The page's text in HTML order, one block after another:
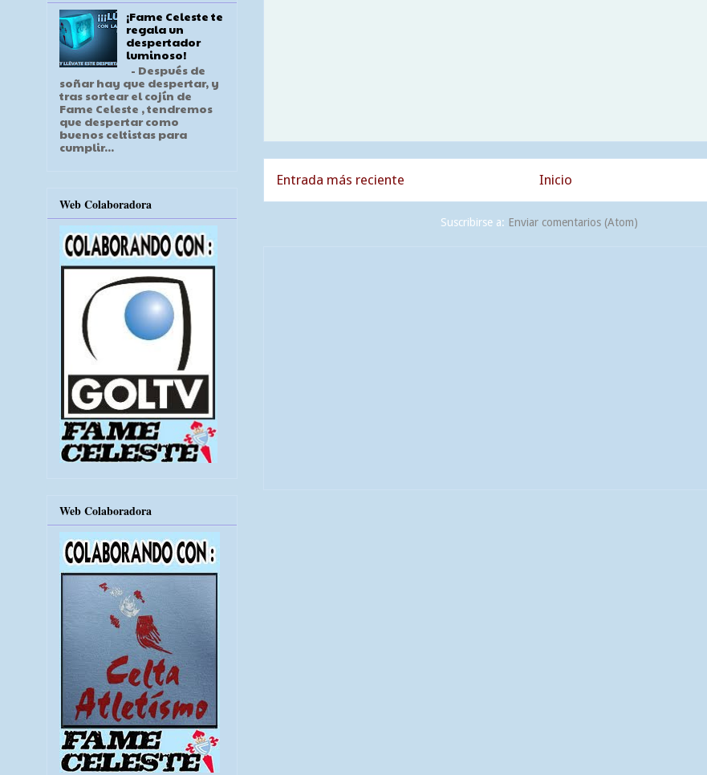
Entrada más reciente Inicio
Suscribirse a: Enviar comentarios (Atom)
¡Fame Celeste te
regala un
despertador
luminoso!
- Después de
soñar hay que despertar, y
tras sortear el cojín de
Fame Celeste , tendremos
que despertar como
buenos celtistas para
cumplir...
Web Colaboradora
Web Colaboradora